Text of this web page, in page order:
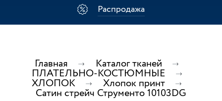
Распродажа
Главная Каталог тканей
ПЛАТЕЛЬНО-КОСТЮМНЫЕ
ХЛОПОК Хлопок принт
Сатин стрейч Струменто 10103DG